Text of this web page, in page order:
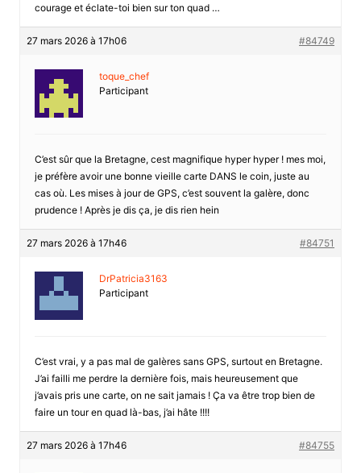
courage et éclate-toi bien sur ton quad …
27 mars 2026 à 17h06 #84749
toque_chef
Participant
C’est sûr que la Bretagne, cest magnifique hyper hyper ! mes moi,
je préfère avoir une bonne vieille carte DANS le coin, juste au
cas où. Les mises à jour de GPS, c’est souvent la galère, donc
prudence ! Après je dis ça, je dis rien hein
27 mars 2026 à 17h46 #84751
DrPatricia3163
Participant
C’est vrai, y a pas mal de galères sans GPS, surtout en Bretagne.
J’ai failli me perdre la dernière fois, mais heureusement que
j’avais pris une carte, on ne sait jamais ! Ça va être trop bien de
faire un tour en quad là-bas, j’ai hâte !!!!
27 mars 2026 à 17h46 #84755